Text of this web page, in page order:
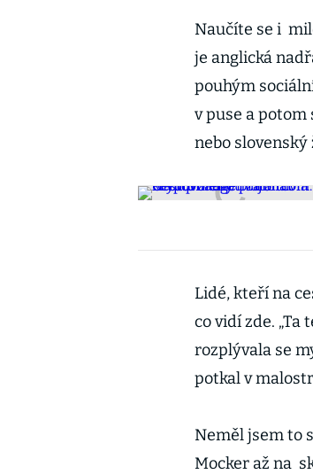
Naučíte se i
je anglická
pouhým
v puse a
nebo
Lidé, kteří na
co vidí zde. „Ta
rozplývala se
potkal v
Neměl jsem to
Mocker až na